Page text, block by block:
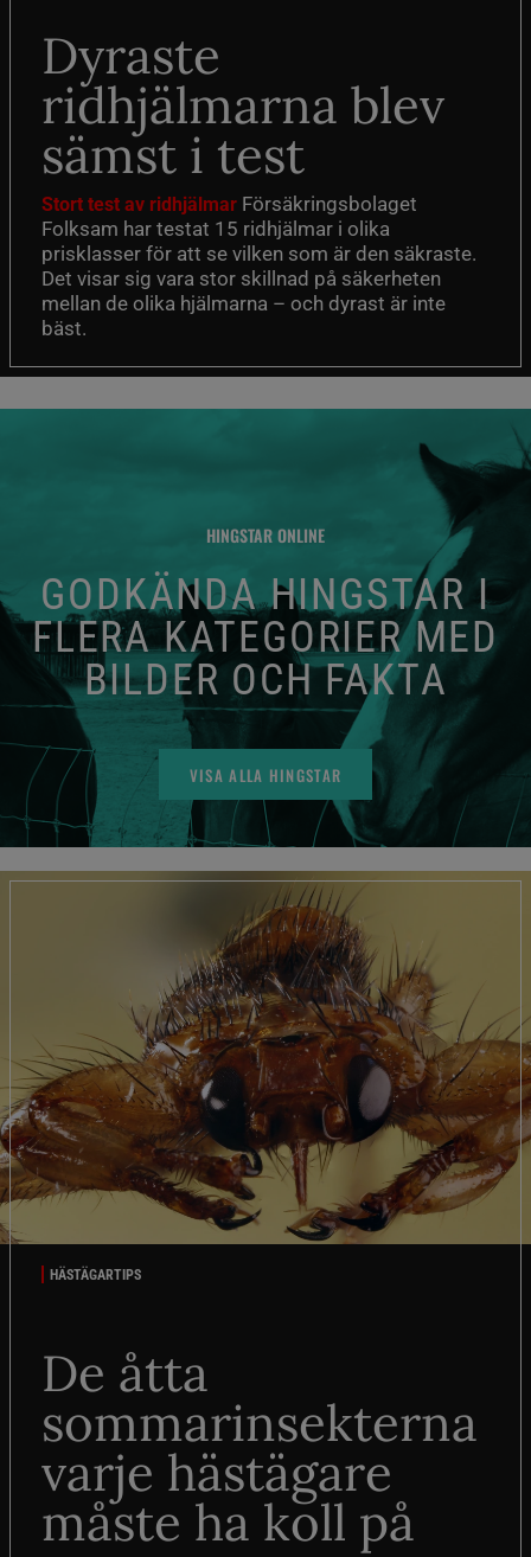
Dyraste
ridhjälmarna blev
sämst i test
Stort test av ridhjälmar Försäkringsbolaget
Folksam har testat 15 ridhjälmar i olika
prisklasser för att se vilken som är den säkraste.
Det visar sig vara stor skillnad på säkerheten
mellan de olika hjälmarna – och dyrast är inte
bäst.
HINGSTAR ONLINE
GODKÄNDA HINGSTAR I
FLERA KATEGORIER MED
BILDER OCH FAKTA
VISA ALLA HINGSTAR
HÄSTÄGARTIPS
De åtta
sommarinsekterna
varje hästägare
måste ha koll på